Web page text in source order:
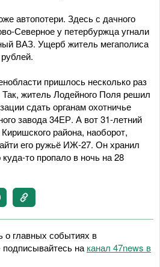
автопотери. Здесь с дачного
Северное у петербуржца угнали
ВАЗ. Ущерб житель мегаполиса
пришлось несколько раз
житель Лодейного Поля решил
сдать органам охотничье
завода 34ЕР. А вот 31-летний
района, наоборот,
его ружьё ИЖ-27. Он хранил
то пропало в ночь на 28
о главных событиях в
подписывайтесь на канал 47news в